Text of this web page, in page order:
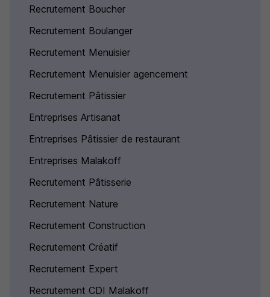
Recrutement Boucher
Recrutement Boulanger
Recrutement Menuisier
Recrutement Menuisier agencement
Recrutement Pâtissier
Entreprises Artisanat
Entreprises Pâtissier de restaurant
Entreprises Malakoff
Recrutement Pâtisserie
Recrutement Nature
Recrutement Construction
Recrutement Créatif
Recrutement Expert
Recrutement CDI Malakoff